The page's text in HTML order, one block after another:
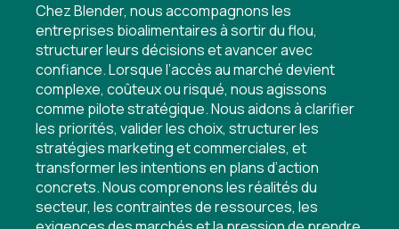
Chez Blender, nous accompagnons les
entreprises bioalimentaires à sortir du flou,
structurer leurs décisions et avancer avec
confiance. Lorsque l’accès au marché devient
complexe, coûteux ou risqué, nous agissons
comme pilote stratégique. Nous aidons à clarifier
les priorités, valider les choix, structurer les
stratégies marketing et commerciales, et
transformer les intentions en plans d’action
concrets. Nous comprenons les réalités du
secteur, les contraintes de ressources, les